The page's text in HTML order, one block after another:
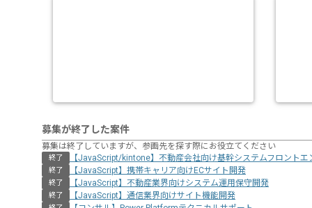
募集が終了した案件
募集は終了していますが、参画先を探す際にお役立てください
終了 【JavaScript/kintone】不動産会社向け基幹システムフロントエ
終了 【JavaScript】携帯キャリア向けECサイト開発
終了 【JavaScript】不動産業界向けシステム運用保守開発
終了 【JavaScript】通信業界向けサイト機能開発